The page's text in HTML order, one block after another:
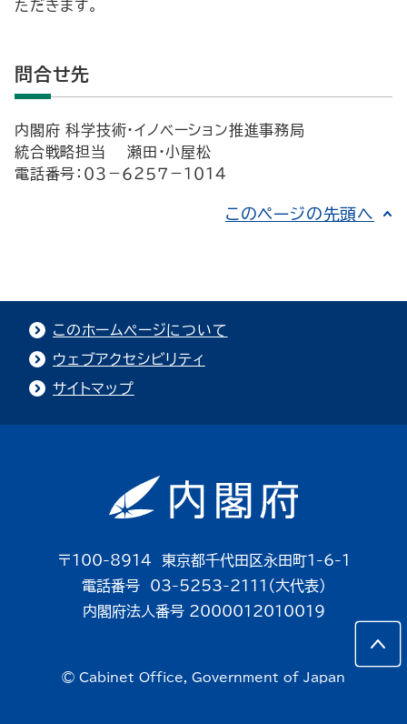
ただきます。
問合せ先
内閣府 科学技術・イノベーション推進事務局
統合戦略担当 瀬田・小屋松
電話番号：０３－６２５７－１０１４
このページの先頭へ
このホームページについて
ウェブアクセシビリティ
サイトマップ
〒100-8914 東京都千代田区永田町1-6-1
電話番号 03-5253-2111（大代表）
内閣府法人番号 2000012010019
© Cabinet Office, Government of Japan